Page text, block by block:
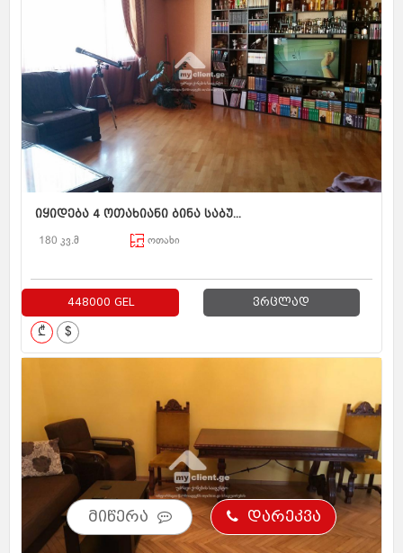
იყიდება 4 ოთახიანი ბინა საბუ...
180 კვ.მ ოთახი
448000 GEL ვრცლად
₾ $
მიწერა დარეკვა